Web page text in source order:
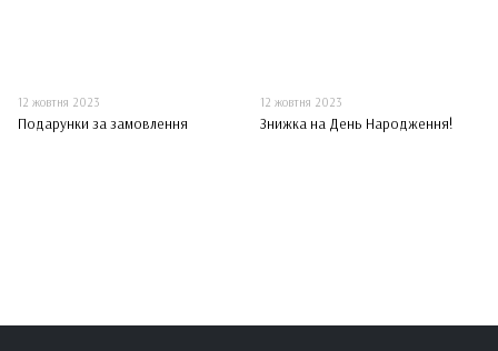
12 жовтня 2023
Подарунки за замовлення
12 жовтня 2023
Знижка на День Народження!